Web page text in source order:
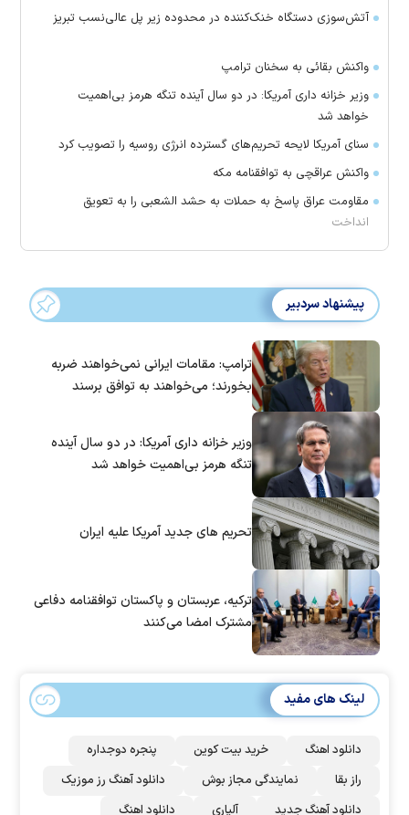
آتش‌سوزی دستگاه خنک‌کننده در محدوده زیر پل عالی‌نسب تبریز
واکنش بقائی به سخنان ترامپ
وزیر خزانه داری آمریکا: در دو سال آینده تنگه هرمز بی‌اهمیت
خواهد شد
سنای آمریکا لایحه تحریم‌های گسترده انرژی روسیه را تصویب کرد
واکنش عراقچی به توافقنامه مکه
مقاومت عراق پاسخ به حملات به حشد الشعبی را به تعویق
انداخت
پیشنهاد سردبیر
ترامپ: مقامات ایرانی نمی‌خواهند ضربه
بخورند؛ می‌خواهند به توافق برسند
وزیر خزانه داری آمریکا: در دو سال آینده
تنگه هرمز بی‌اهمیت خواهد شد
تحریم های جدید آمریکا علیه ایران
ترکیه، عربستان و پاکستان توافقنامه دفاعی
مشترک امضا می‌کنند
لینک های مفید
دانلود اهنگ خرید بیت کوین
پنجره دوجداره
راز بقا
نمایندگی مجاز بوش
دانلود آهنگ رز‌ موزیک
دانلود آهنگ جدید
آلپاری دانلود اهنگ